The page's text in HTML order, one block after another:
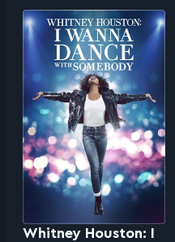
Whitney Houston: I